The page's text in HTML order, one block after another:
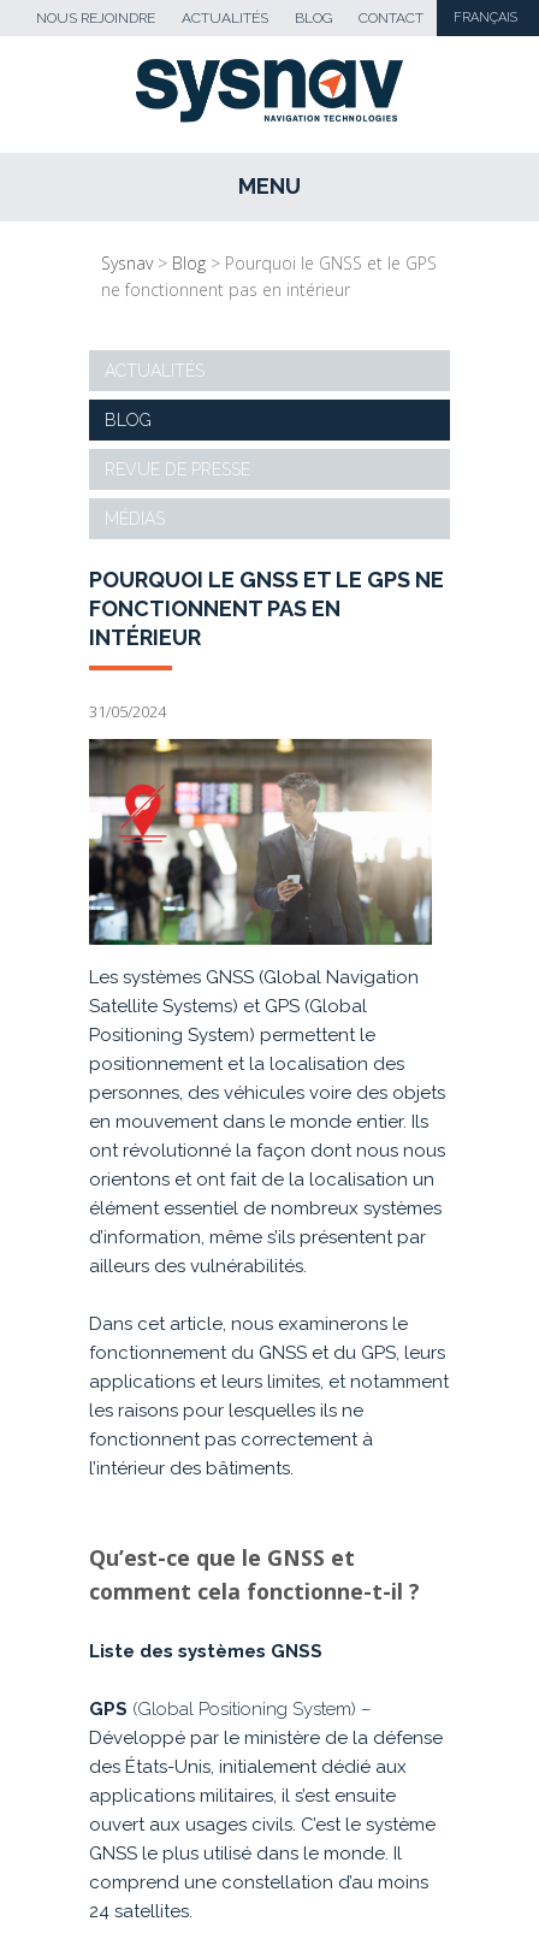
FRANÇAIS
CONTACT
BLOG
ACTUALITÉS
NOUS REJOINDRE
MENU
SKIP TO CONTENT
Sysnav> Blog > Pourquoi le GNSS et le GPS
ne fonctionnent pas en intérieur
ACTUALITÉS
BLOG
REVUE DE PRESSE
MÉDIAS
POURQUOI LE GNSS ET LE GPS NE
FONCTIONNENT PAS EN
INTÉRIEUR
31/05/2024
Les systèmes GNSS (Global Navigation
Satellite Systems) et GPS (Global
Positioning System) permettent le
positionnement et la localisation des
personnes, des véhicules voire des objets
en mouvement dans le monde entier. Ils
ont révolutionné la façon dont nous nous
orientons et ont fait de la localisation un
élément essentiel de nombreux systèmes
d’information, même s’ils présentent par
ailleurs des vulnérabilités.
Dans cet article, nous examinerons le
fonctionnement du GNSS et du GPS, leurs
applications et leurs limites, et notamment
les raisons pour lesquelles ils ne
fonctionnent pas correctement à
l’intérieur des bâtiments.
Qu’est-ce que le GNSS et
comment cela fonctionne-t-il ?
Liste des systèmes GNSS
GPS (Global Positioning System) –
Développé par le ministère de la défense
des États-Unis, initialement dédié aux
applications militaires, il s’est ensuite
ouvert aux usages civils. C’est le système
GNSS le plus utilisé dans le monde. Il
comprend une constellation d’au moins
24 satellites.